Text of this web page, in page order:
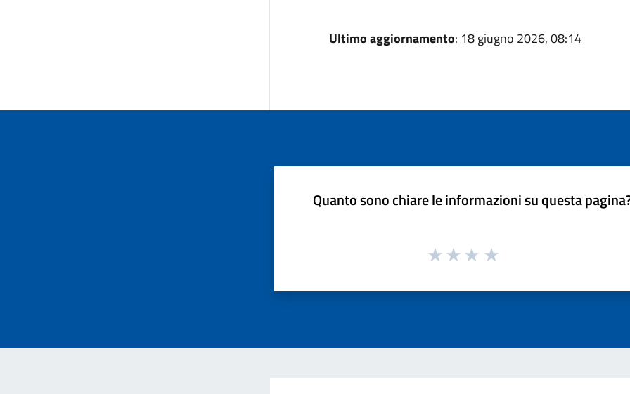
Ultimo aggiornamento: 18 giugno 2026, 08:14
Quanto sono chiare le informazioni su questa